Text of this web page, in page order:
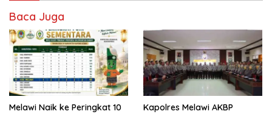
Baca Juga
Melawi Naik ke Peringkat 10
Kapolres Melawi AKBP